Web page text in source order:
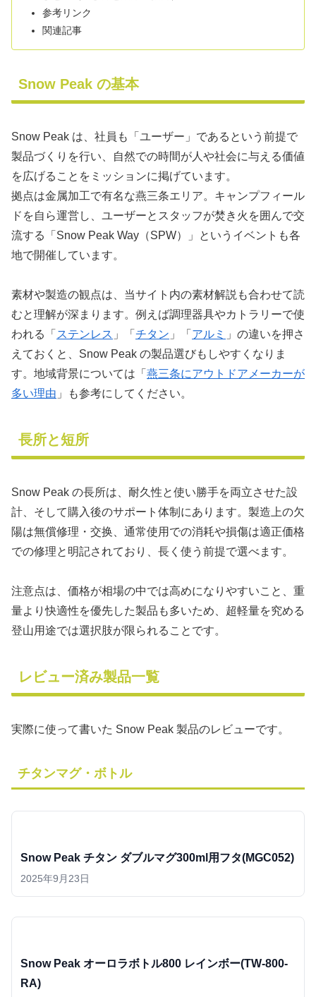
参考リンク
関連記事
Snow Peak の基本
Snow Peak は、社員も「ユーザー」であるという前提で
製品づくりを行い、自然での時間が人や社会に与える価値
を広げることをミッションに掲げています。
拠点は金属加工で有名な燕三条エリア。キャンプフィール
ドを自ら運営し、ユーザーとスタッフが焚き火を囲んで交
流する「Snow Peak Way（SPW）」というイベントも各
地で開催しています。
素材や製造の観点は、当サイト内の素材解説も合わせて読
むと理解が深まります。例えば調理器具やカトラリーで使
われる「 ステンレス 」「 チタン 」「 アルミ
」の違いを押さ
えておくと、Snow Peak の製品選びもしやすくなりま
す。地域背景については「 燕三条にアウトドアメーカーが
多い理由 」も参考にしてください。
長所と短所
Snow Peak の長所は、耐久性と使い勝手を両立させた設
計、そして購入後のサポート体制にあります。製造上の欠
陽は無償修理・交换、通常使用での消耗や損傷は適正価格
での修理と明記されており、長く使う前提で選べます。
注意点は、価格が相場の中では高めになりやすいこと、重
量より快適性を優先した製品も多いため、超軽量を究める
登山用途では選択肢が限られることです。
レビュー済み製品一覧
実際に使って書いた Snow Peak 製品のレビューです。
チタンマグ・ボトル
Snow Peak チタン ダブルマグ300ml用フタ(MGC052)
2025年9月23日
Snow Peak オーロラボトル800 レインボー(TW-800-
RA)